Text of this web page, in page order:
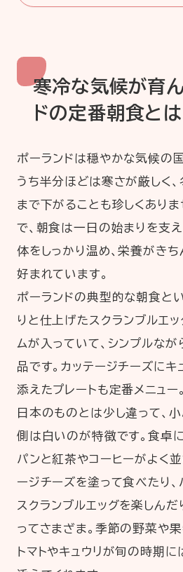
寒冷な気候が育
ドの定番朝食とは
ポーランドは穏やかな気候の
うち半分ほどは寒さが厳しく
まで下がることも珍しくあり
で、朝食は一日の始まりを支え
体をしっかり温め、栄養がき
好まれています。
ポーランドの典型的な朝食と
りと仕上げたスクランブルエ
ムが入っていて、シンプルな
品です。カッテージチーズにキ
添えたプレートも定番メニュー
日本のものとは少し違って、
側は白いのが特徴です。食卓
パンと紅茶やコーヒーがよく
ージチーズを塗って食べたり、
スクランブルエッグを楽しん
ってさまざま。季節の野菜や
トマトやキュウリが旬の時期